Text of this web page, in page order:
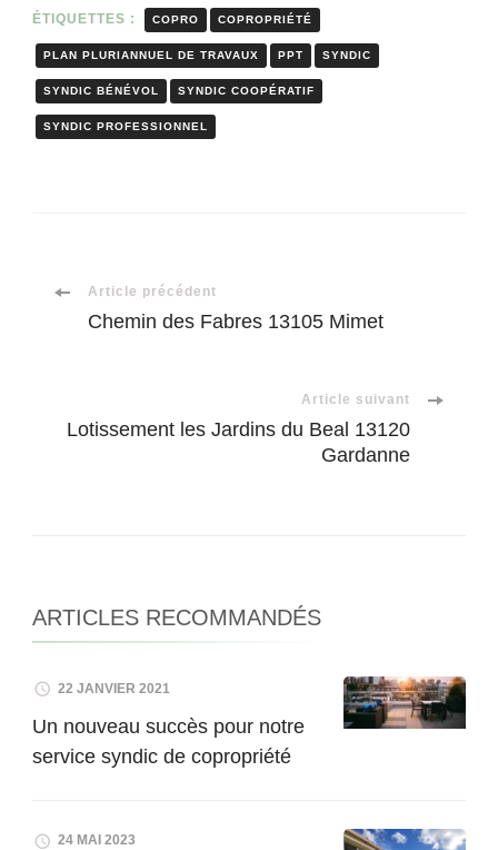
ÉTIQUETTES : COPRO COPROPRIÉTÉ
PLAN PLURIANNUEL DE TRAVAUX PPT SYNDIC
SYNDIC BÉNÉVOL SYNDIC COOPÉRATIF
SYNDIC PROFESSIONNEL
Navigation
Article précédent
Chemin des Fabres 13105 Mimet
Article suivant
Lotissement les Jardins du Beal 13120
Gardanne
ARTICLES RECOMMANDÉS
22 JANVIER 2021
Un nouveau succès pour notre
service syndic de copropriété
24 MAI 2023